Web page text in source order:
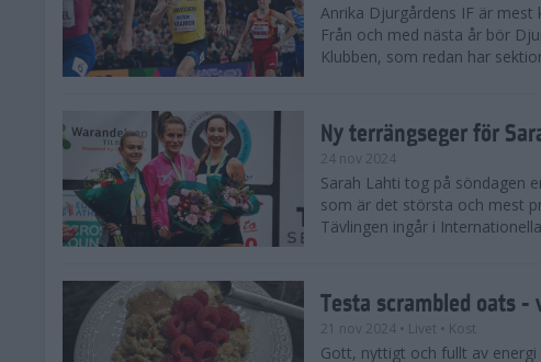
Anrika Djurgårdens IF är
Från och med nästa år bör
Klubben, som redan har
Ny terrängseger för
24 nov 2024
Sarah Lahti tog på söndagen
som är det största och mest
Tävlingen ingår i
Testa scrambled oats
21 nov 2024 • Livet • Kost
Gott, nyttigt och fullt av